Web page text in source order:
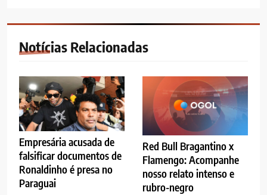
Notícias Relacionadas
Empresária acusada de
falsificar documentos de
Ronaldinho é presa no
Paraguai
Red Bull Bragantino x
Flamengo: Acompanhe
nosso relato intenso e
rubro-negro